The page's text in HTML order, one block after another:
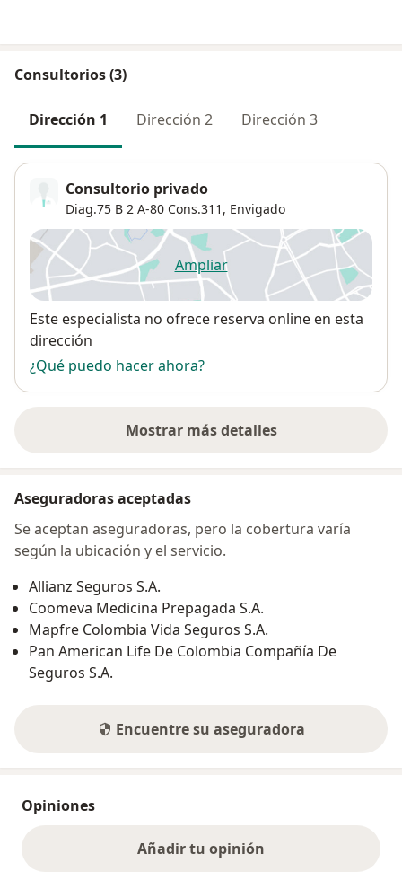
Consultorios (3)
Dirección 1 Dirección 2 Dirección 3
Consultorio privado
Diag.75 B 2 A-80 Cons.311, Envigado
Ampliarse abre en una nueva
Disponibilidad
Este especialista no ofrece reserva online en esta
dirección
¿Qué puedo hacer ahora?
Mostrar más detalles
sobre la dirección
Aseguradoras aceptadas
Se aceptan aseguradoras, pero la cobertura varía
según la ubicación y el servicio.
Allianz Seguros S.A.
Coomeva Medicina Prepagada S.A.
Mapfre Colombia Vida Seguros S.A.
Pan American Life De Colombia Compañía De
Seguros S.A.
Encuentre su aseguradora
Opiniones
Añadir tu opinión